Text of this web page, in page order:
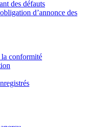
des défauts
d’annonce des
la conformité